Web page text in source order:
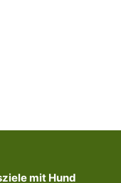
mit Hund